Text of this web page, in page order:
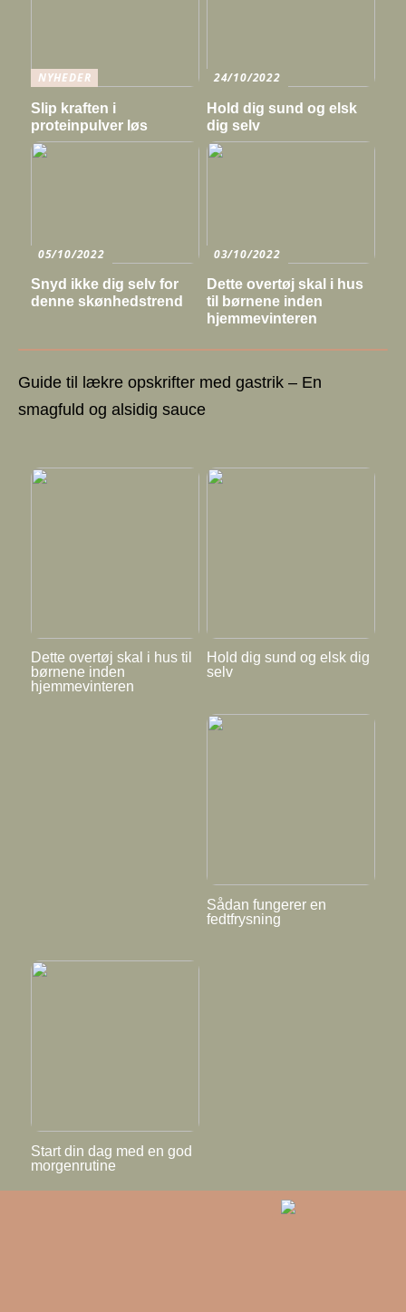
NYHEDER
Slip kraften i
proteinpulver løs
24/10/2022
Hold dig sund og elsk
dig selv
05/10/2022
Snyd ikke dig selv for
denne skønhedstrend
03/10/2022
Dette overtøj skal i hus
til børnene inden
hjemmevinteren
Guide til lækre opskrifter med gastrik – En
smagfuld og alsidig sauce
Dette overtøj skal i hus til
børnene inden
hjemmevinteren
Hold dig sund og elsk dig
selv
Sådan fungerer en
fedtfrysning
Start din dag med en god
morgenrutine